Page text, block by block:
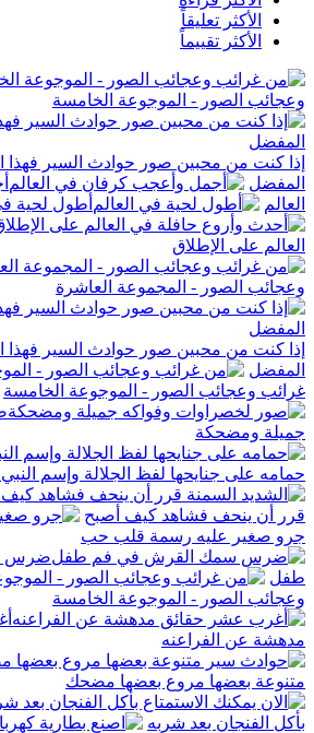
الأكثر تعليقاً
الأكثر تقييماً
وعجائب الصور - الموجوعة الخامسة
إذا كنت من محبين صور حوادث السير فهذا
المفضل
العالم
أطول لحية
العالم على الإطلاق
وعجائب الصور - المجموعة العاشرة
إذا كنت من محبين صور حوادث السير فهذا
المفضل
غرائب وعجائب الصور - الموجوعة الخامسة
جميلة ومضحكة
حمامه على جنايحها لفظ الجلالة وإسم
قرر أن ينحف فشاهد كيف أصبح
جرو صغير عليه رسمة قلب حب
ضرس
طفل
وعجائب الصور - الموجوعة الخامسة
مدهشة عن الفراعنه
متنوعة بعضها مروع بعضها مضحك
بأكل الفنجان بعد شربه